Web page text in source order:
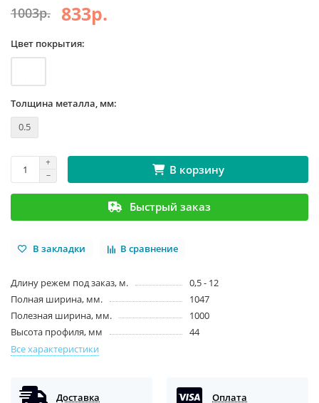
1003р. 833р.
Цвет покрытия:
Толщина металла, мм:
0.5
В корзину
Быстрый заказ
В закладки В сравнение
Длину режем под заказ, м.
0,5 - 12
Полная ширина, мм.
1047
Полезная ширина, мм.
1000
Высота профиля, мм
44
Все характеристики
Доставка Оплата